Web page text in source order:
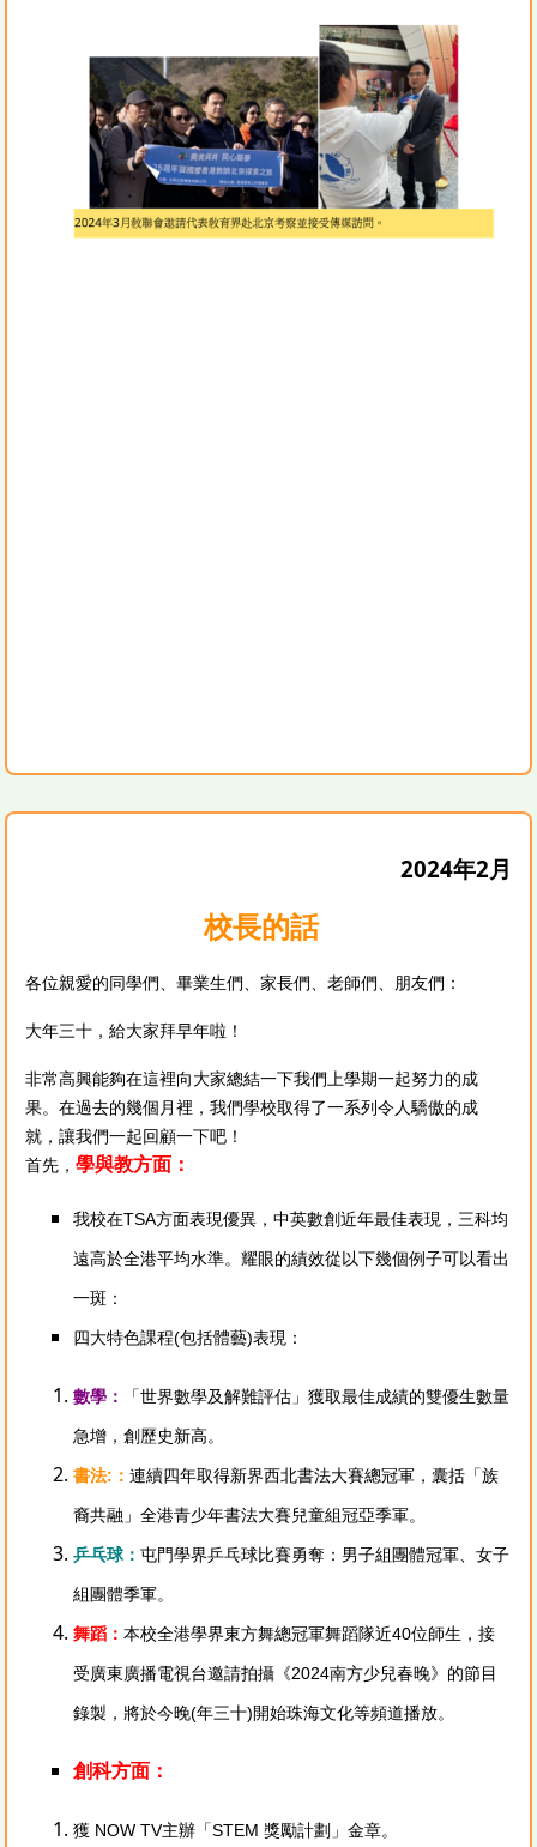
2024年2月
校長的話
各位親愛的同學們、畢業生們、家長們、老師們、朋友們：
大年三十，給大家拜早年啦！
非常高興能夠在這裡向大家總結一下我們上學期一起努力的成
果。在過去的幾個月裡，我們學校取得了一系列令人驕傲的成
就，讓我們一起回顧一下吧！
首先，學與教方面：
我校在TSA方面表現優異，中英數創近年最佳表現，三科均
遠高於全港平均水準。耀眼的績效從以下幾個例子可以看出
一斑：
四大特色課程(包括體藝)表現：
數學： 「世界數學及解難評估」獲取最佳成績的雙優生數量
急增，創歷史新高。
書法:：連續四年取得新界西北書法大賽總冠軍，囊括「族
裔共融」全港青少年書法大賽兒童組冠亞季軍。
乒乓球：屯門學界乒乓球比賽勇奪：男子組團體冠軍、女子
組團體季軍。
舞蹈：本校全港學界東方舞總冠軍舞蹈隊近40位師生，接
受廣東廣播電視台邀請拍攝《2024南方少兒春晚》的節目
錄製，將於今晚(年三十)開始珠海文化等頻道播放。
創科方面：
獲 NOW TV主辦「STEM 獎勵計劃」金章。